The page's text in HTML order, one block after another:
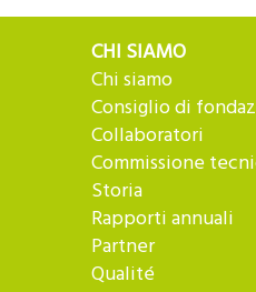
CHI SIAMO
Chi siamo
Consiglio di
Collaboratori
Commissione
Storia
Rapporti annuali
Partner
Qualité